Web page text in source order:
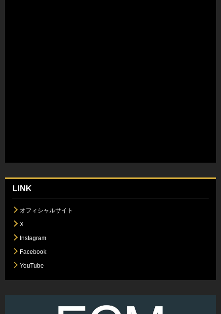
LINK
オフィシャルサイト
X
Instagram
Facebook
YouTube